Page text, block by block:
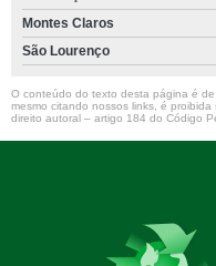
Montes Claros
São Lourenço
O conteúdo do texto desta página é
mesmo citando nossos links, é
direito autoral – artigo 184 do Código